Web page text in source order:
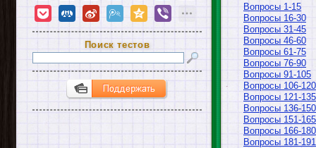
Вопросы 1-15
Вопросы 16-30
Вопросы 31-45
Вопросы 46-60
Вопросы 61-75
Вопросы 76-90
Вопросы 91-105
Вопросы 106-120
Вопросы 121-135
Вопросы 136-150
Вопросы 151-165
Вопросы 166-180
Вопросы 181-191
Поиск тестов